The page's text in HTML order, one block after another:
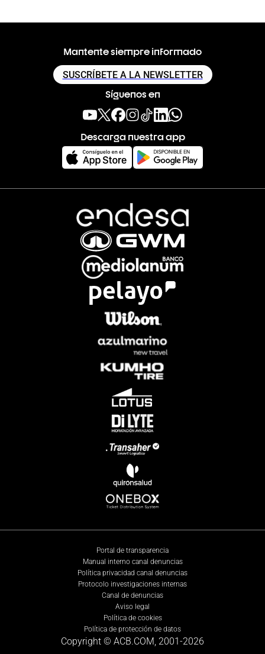
Mantente siempre informado
SUSCRÍBETE A LA NEWSLETTER
Síguenos en
Descarga nuestra app
Portal de transparencia
Manual interno canal denuncias
Política privacidad canal denuncias
Protocolo investigaciones internas
Canal de denuncias
Aviso legal
Política de cookies
Política de protección de datos
Copyright © ACB.COM, 2001-2026